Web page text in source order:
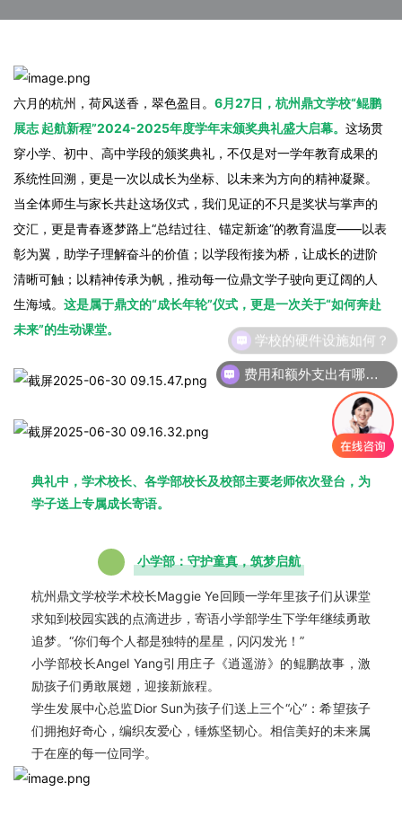
六月的杭州，荷风送香，翠色盈目。 6月27日，杭州鼎文学校“鲲鹏
展志 起航新程”2024-2025年度学年末颁奖典礼盛大启幕。 这场贯
穿小学、初中、高中学段的颁奖典礼，不仅是对一学年教育成果的
系统性回溯，更是一次以成长为坐标、以未来为方向的精神凝聚。
当全体师生与家长共赴这场仪式，我们见证的不只是奖状与掌声的
交汇，更是青春逐梦路上“总结过往、锚定新途”的教育温度——以表
彰为翼，助学子理解奋斗的价值；以学段衔接为桥，让成长的进阶
清晰可触；以精神传承为帆，推动每一位鼎文学子驶向更辽阔的人
生海域。 这是属于鼎文的“成长年轮”仪式，更是一次关于“如何奔赴
未来”的生动课堂。
典礼中，学术校长、各学部校长及校部主要老师依次登台，为
学子送上专属成长寄语。
小学部：守护童真，筑梦启航
杭州鼎文学校学术校长Maggie Ye回顾一学年里孩子们从课堂
求知到校园实践的点滴进步，寄语小学部学生下学年继续勇敢
追梦。“你们每个人都是独特的星星，闪闪发光！”
小学部校长Angel Yang引用庄子 《逍遥游》 的鲲鹏故事，激
励孩子们勇敢展翅，迎接新旅程。
学生发展中心总监Dior Sun为孩子们送上三个“心”：希望孩子
们拥抱好奇心，编织友爱心，锤炼坚韧心。相信美好的未来属
于在座的每一位同学。
学校的硬件设施如何？